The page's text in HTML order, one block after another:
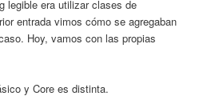
legible era utilizar clases de
entrada vimos cómo se agregaban
Hoy, vamos con las propias
y Core es distinta.